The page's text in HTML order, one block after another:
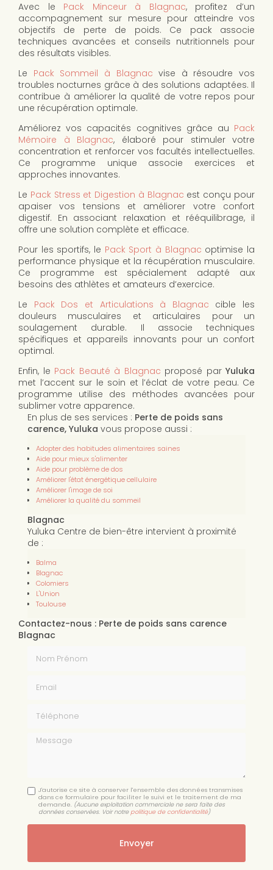
Avec le Pack Minceur à Blagnac, profitez d’un
accompagnement sur mesure pour atteindre vos
objectifs de perte de poids. Ce pack associe
techniques avancées et conseils nutritionnels pour
des résultats visibles.
Le Pack Sommeil à Blagnac vise à résoudre vos
troubles nocturnes grâce à des solutions adaptées. Il
contribue à améliorer la qualité de votre repos pour
une récupération optimale.
Améliorez vos capacités cognitives grâce au Pack
Mémoire à Blagnac, élaboré pour stimuler votre
concentration et renforcer vos facultés intellectuelles.
Ce programme unique associe exercices et
approches innovantes.
Le Pack Stress et Digestion à Blagnac est conçu pour
apaiser vos tensions et améliorer votre confort
digestif. En associant relaxation et rééquilibrage, il
offre une solution complète et efficace.
Pour les sportifs, le Pack Sport à Blagnac optimise la
performance physique et la récupération musculaire.
Ce programme est spécialement adapté aux
besoins des athlètes et amateurs d’exercice.
Le Pack Dos et Articulations à Blagnac cible les
douleurs musculaires et articulaires pour un
soulagement durable. Il associe techniques
spécifiques et appareils innovants pour un confort
optimal.
Enfin, le Pack Beauté à Blagnac proposé par Yuluka
met l’accent sur le soin et l’éclat de votre peau. Ce
programme utilise des méthodes avancées pour
sublimer votre apparence.
En plus de ses services : Perte de poids sans
carence, Yuluka vous propose aussi :
Adopter des habitudes alimentaires saines
Aide pour mieux s'alimenter
Aide pour problème de dos
Améliorer l'état énergétique cellulaire
Améliorer l'image de soi
Améliorer la qualité du sommeil
Blagnac
Yuluka Centre de bien-être intervient à proximité
de :
Balma
Blagnac
Colomiers
L'Union
Toulouse
Contactez-nous : Perte de poids sans carence
Blagnac
Message
J'autorise ce site à conserver l'ensemble des données transmises
dans ce formulaire pour faciliter le suivi et le traitement de ma
demande. (Aucune exploitation commerciale ne sera faite des
données conservées. Voir notre politique de confidentialité)